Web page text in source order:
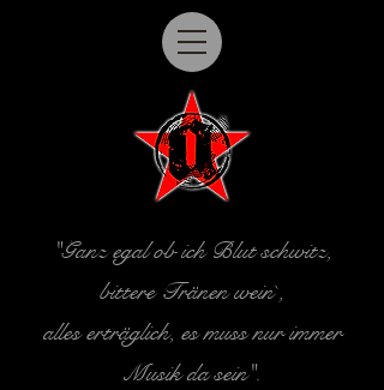
"Ganz egal ob ich Blut schwitz,
bittere Tränen wein`,
alles erträglich, es muss nur immer
Musik da sein".